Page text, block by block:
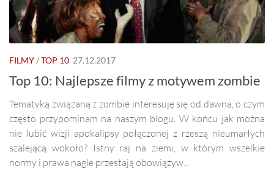
FILMY/TOP 10 27.12.2017
Top 10: Najlepsze filmy z motywem zombie
Tematyką związaną z zombie interesuję się od dawna, o czym
często przypominam na naszym blogu. W końcu jak można
nie lubić wizji apokalipsy połączonej z rzeszą nieumarłych
szalejącą wokoło? Istny raj na ziemi, w którym wszelkie
normy i prawa nagle przestają obowiązyw...